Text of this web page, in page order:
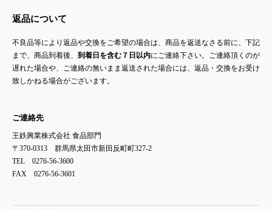
返品について
不良品等により返品や交換をご希望の場合は、商品を返送なさる前に、下記
まで、商品到着後、 到着日を含む７日以内にご連絡下さい。ご連絡頂くのが
遅れた場合や、ご連絡の無いまま返送された場合には、返品・交換をお受け
致しかねる場合がございます。
ご連絡先
王鉄興業株式会社 食品部門
〒370-0313 群馬県太田市新田反町町327-2
TEL 0276-56-3600
FAX 0276-56-3601